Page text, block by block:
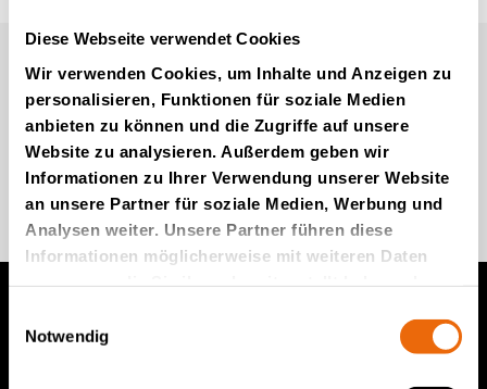
Diese Webseite verwendet Cookies
Wir verwenden Cookies, um Inhalte und Anzeigen zu
personalisieren, Funktionen für soziale Medien
anbieten zu können und die Zugriffe auf unsere
Website zu analysieren. Außerdem geben wir
Informationen zu Ihrer Verwendung unserer Website
an unsere Partner für soziale Medien, Werbung und
Analysen weiter. Unsere Partner führen diese
Informationen möglicherweise mit weiteren Daten
gesammelt haben.
Notwendig
Newsletter von Tana (auf
Englisch)
Kommen Sie zu uns
Produkte von TANA